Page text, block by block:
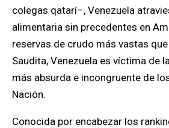
colegas qatarí–, Venezuela
alimentaria sin precedentes en
reservas de crudo más vastas
Saudita, Venezuela es víctima de
más absurda e incongruente de
Nación.
Conocida por encabezar los rankings de violencia y